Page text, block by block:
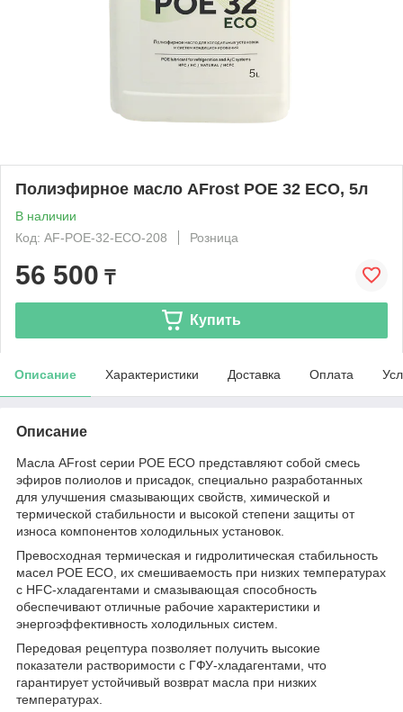
Полиэфирное масло AFrost POE 32 ECO, 5л
В наличии
Код: AF-POE-32-ECO-208
Розница
56 500 ₸
Купить
Описание Характеристики Доставка Оплата
Описание
Масла AFrost серии POE ECO представляют собой смесь
эфиров полиолов и присадок, специально разработанных
для улучшения смазывающих свойств, химической и
термической стабильности и высокой степени защиты от
износа компонентов холодильных установок.
Превосходная термическая и гидролитическая стабильность
масел POE ECO, их смешиваемость при низких температурах
с HFC-хладагентами и смазывающая способность
обеспечивают отличные рабочие характеристики и
энергоэффективность холодильных систем.
Передовая рецептура позволяет получить высокие
показатели растворимости с ГФУ-хладагентами, что
гарантирует устойчивый возврат масла при низких
температурах.